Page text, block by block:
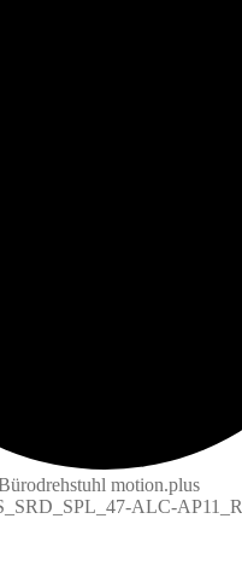
motion.plus
ALC-